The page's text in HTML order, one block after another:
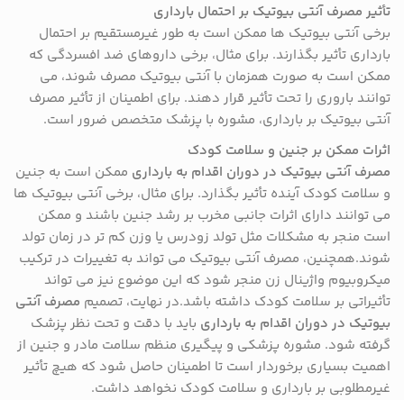
تأثیر مصرف آنتی بیوتیک بر احتمال بارداری
برخی آنتی بیوتیک ها ممکن است به طور غیرمستقیم بر احتمال
بارداری تأثیر بگذارند. برای مثال، برخی داروهای ضد افسردگی که
ممکن است به صورت همزمان با آنتی بیوتیک مصرف شوند، می
توانند باروری را تحت تأثیر قرار دهند. برای اطمینان از تأثیر مصرف
آنتی بیوتیک بر بارداری، مشوره با پزشک متخصص ضرور است.
اثرات ممکن بر جنین و سلامت کودک
مصرف آنتی بیوتیک در دوران اقدام به بارداری ممکن است به جنین
و سلامت کودک آینده تأثیر بگذارد. برای مثال، برخی آنتی بیوتیک ها
می توانند دارای اثرات جانبی مخرب بر رشد جنین باشند و ممکن
است منجر به مشکلات مثل تولد زودرس یا وزن کم تر در زمان تولد
شوند.همچنین، مصرف آنتی بیوتیک می تواند به تغییرات در ترکیب
میکروبیوم واژینال زن منجر شود که این موضوع نیز می تواند
تأثیراتی بر سلامت کودک داشته باشد.در نهایت، تصمیم مصرف آنتی
بیوتیک در دوران اقدام به بارداری باید با دقت و تحت نظر پزشک
گرفته شود. مشوره پزشکی و پیگیری منظم سلامت مادر و جنین از
اهمیت بسیاری برخوردار است تا اطمینان حاصل شود که هیچ تأثیر
غیرمطلوبی بر بارداری و سلامت کودک نخواهد داشت.